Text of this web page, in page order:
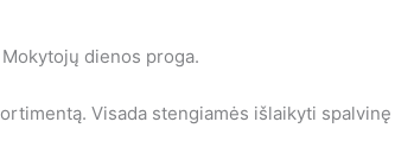
dienos proga.
Visada stengiamės išlaikyti spalvinę